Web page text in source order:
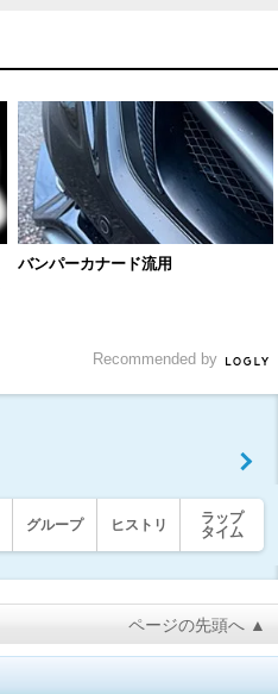
バンパーカナード流用
Recommended by
グループ ヒストリ
ラップ
タイム
ページの先頭へ ▲